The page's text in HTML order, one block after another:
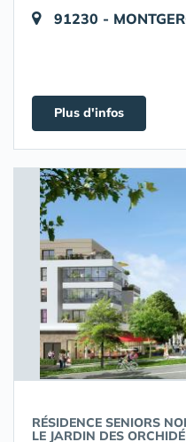
91230 -
Plus d'infos
RÉSIDENCE SENIORS
LE JARDIN DES